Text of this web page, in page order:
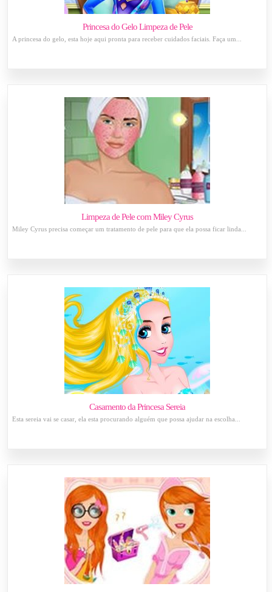
Princesa do Gelo Limpeza de Pele
A princesa do gelo, esta hoje aqui pronta para receber cuidados faciais. Faça um...
Limpeza de Pele com Miley Cyrus
Miley Cyrus precisa começar um tratamento de pele para que ela possa ficar linda...
Casamento da Princesa Sereia
Esta sereia vai se casar, ela esta procurando alguém que possa ajudar na escolha...